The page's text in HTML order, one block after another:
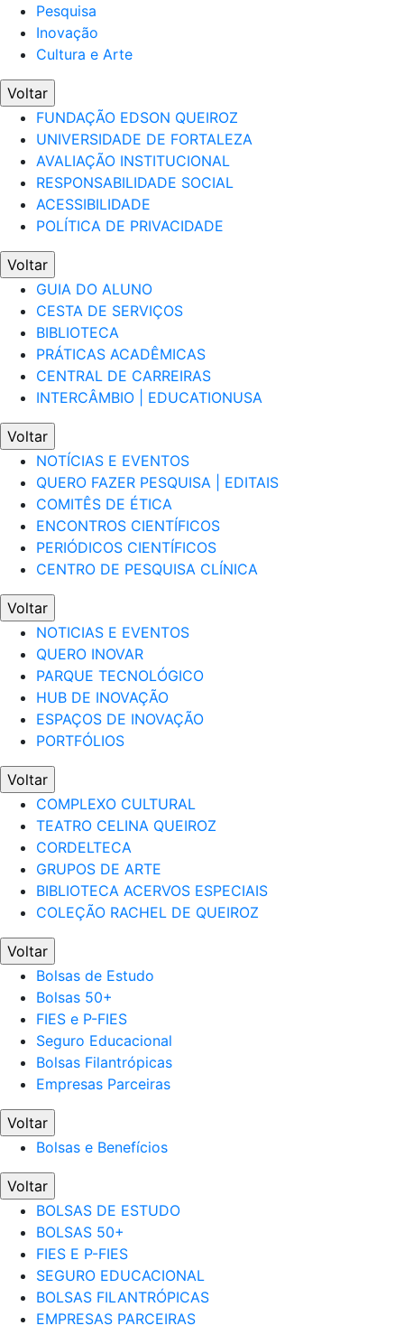
Pesquisa
Inovação
Cultura e Arte
Voltar
FUNDAÇÃO EDSON QUEIROZ
UNIVERSIDADE DE FORTALEZA
AVALIAÇÃO INSTITUCIONAL
RESPONSABILIDADE SOCIAL
ACESSIBILIDADE
POLÍTICA DE PRIVACIDADE
Voltar
GUIA DO ALUNO
CESTA DE SERVIÇOS
BIBLIOTECA
PRÁTICAS ACADÊMICAS
CENTRAL DE CARREIRAS
INTERCÂMBIO | EDUCATIONUSA
Voltar
NOTÍCIAS E EVENTOS
QUERO FAZER PESQUISA | EDITAIS
COMITÊS DE ÉTICA
ENCONTROS CIENTÍFICOS
PERIÓDICOS CIENTÍFICOS
CENTRO DE PESQUISA CLÍNICA
Voltar
NOTICIAS E EVENTOS
QUERO INOVAR
PARQUE TECNOLÓGICO
HUB DE INOVAÇÃO
ESPAÇOS DE INOVAÇÃO
PORTFÓLIOS
Voltar
COMPLEXO CULTURAL
TEATRO CELINA QUEIROZ
CORDELTECA
GRUPOS DE ARTE
BIBLIOTECA ACERVOS ESPECIAIS
COLEÇÃO RACHEL DE QUEIROZ
Voltar
Bolsas de Estudo
Bolsas 50+
FIES e P-FIES
Seguro Educacional
Bolsas Filantrópicas
Empresas Parceiras
Voltar
Bolsas e Benefícios
Voltar
BOLSAS DE ESTUDO
BOLSAS 50+
FIES E P-FIES
SEGURO EDUCACIONAL
BOLSAS FILANTRÓPICAS
EMPRESAS PARCEIRAS